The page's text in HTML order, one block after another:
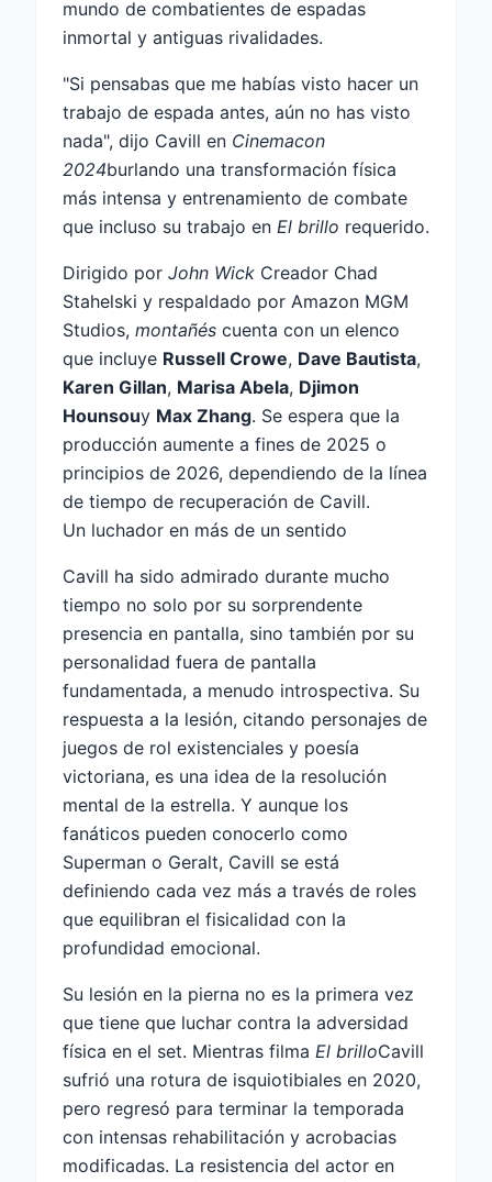
mundo de combatientes de espadas
inmortal y antiguas rivalidades.
"Si pensabas que me habías visto hacer un
trabajo de espada antes, aún no has visto
nada", dijo Cavill en Cinemacon
2024burlando una transformación física
más intensa y entrenamiento de combate
que incluso su trabajo en El brillo requerido.
Dirigido por John Wick Creador Chad
Stahelski y respaldado por Amazon MGM
Studios, montañés cuenta con un elenco
que incluye Russell Crowe, Dave Bautista,
Karen Gillan, Marisa Abela, Djimon
Hounsouy Max Zhang. Se espera que la
producción aumente a fines de 2025 o
principios de 2026, dependiendo de la línea
de tiempo de recuperación de Cavill.
Un luchador en más de un sentido
Cavill ha sido admirado durante mucho
tiempo no solo por su sorprendente
presencia en pantalla, sino también por su
personalidad fuera de pantalla
fundamentada, a menudo introspectiva. Su
respuesta a la lesión, citando personajes de
juegos de rol existenciales y poesía
victoriana, es una idea de la resolución
mental de la estrella. Y aunque los
fanáticos pueden conocerlo como
Superman o Geralt, Cavill se está
definiendo cada vez más a través de roles
que equilibran el fisicalidad con la
profundidad emocional.
Su lesión en la pierna no es la primera vez
que tiene que luchar contra la adversidad
física en el set. Mientras filma El brilloCavill
sufrió una rotura de isquiotibiales en 2020,
pero regresó para terminar la temporada
con intensas rehabilitación y acrobacias
modificadas. La resistencia del actor en